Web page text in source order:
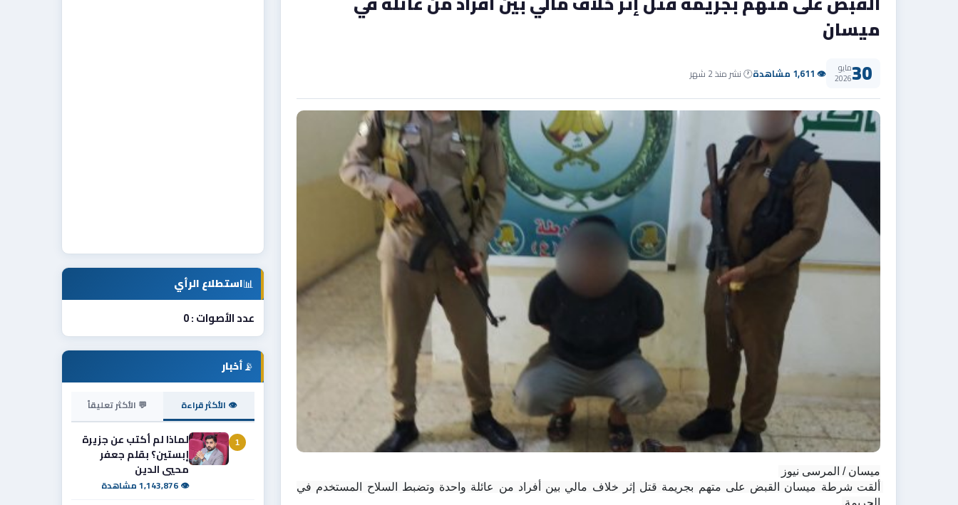
ميسان
30مايو
2026 👁 1,611 مشاهدة 🕐 نشر منذ 2 شهر
ميسان / المرسى نيوز
الجريمة.
📊استطلاع الرأي
عدد الأصوات : 0
📡أخبار
👁 الأكثر قراءة 💬 الأكثر تعليقاً
1
لماذا لم أكتب عن جزيرة
إبستين؟ بقلم جعفر
محيي الدين
👁 1,143,876 مشاهدة